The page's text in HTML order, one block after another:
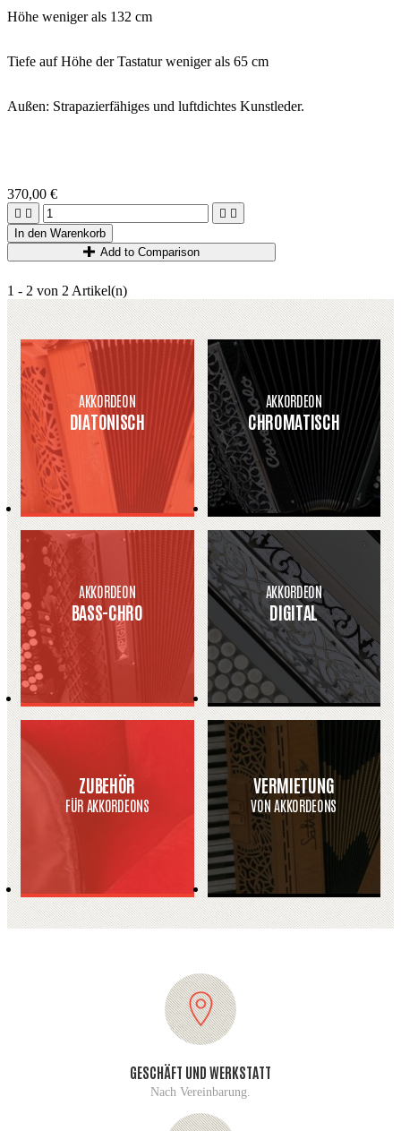
Höhe weniger als 132 cm
Tiefe auf Höhe der Tastatur weniger als 65 cm
Außen: Strapazierfähiges und luftdichtes Kunstleder.
370,00 €
   
In den Warenkorb
Add to Comparison
1 - 2 von 2 Artikel(n)
AKKORDEON
DIATONISCH
AKKORDEON
CHROMATISCH
AKKORDEON
BASS-CHRO
AKKORDEON
DIGITAL
ZUBEHÖR
FÜR AKKORDEONS
VERMIETUNG
VON AKKORDEONS
GESCHÄFT UND WERKSTATT
Nach Vereinbarung.